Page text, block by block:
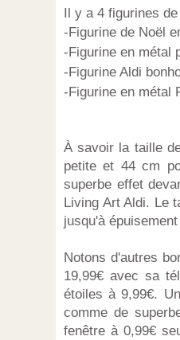
Il y a 4 figurines
-Figurine de Noël
-Figurine en métal
-Figurine Aldi
-Figurine en métal
À savoir la taille
petite et 44 cm
superbe effet
Living Art Aldi. Le
jusqu'à
Notons d'autres
19,99€ avec sa
étoiles à 9,99€.
comme de
fenêtre à 0,99€